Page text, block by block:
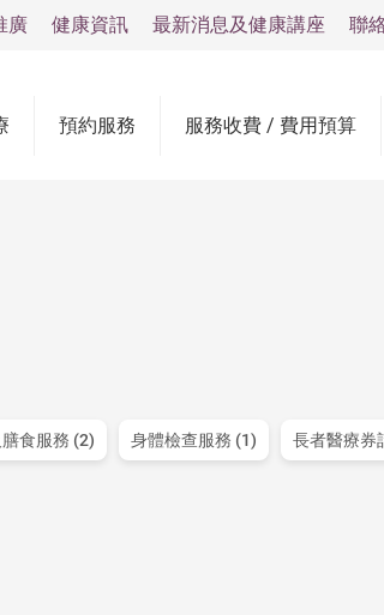
預約服務 服務收費 / 費用預算
廣 健康資訊 最新消息及健康講座 聯
食服務 (2) 身體檢查服務 (1) 長者醫療券